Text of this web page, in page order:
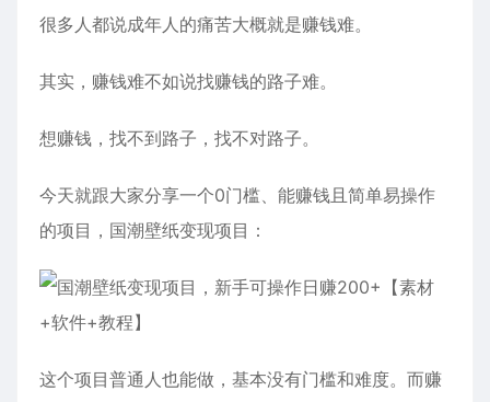
很多人都说成年人的痛苦大概就是赚钱难。
其实，赚钱难不如说找赚钱的路子难。
想赚钱，找不到路子，找不对路子。
今天就跟大家分享一个0门槛、能赚钱且简单易操作
的项目，国潮壁纸变现项目：
这个项目普通人也能做，基本没有门槛和难度。而赚